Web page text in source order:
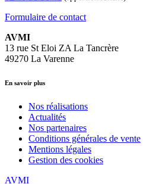
Formulaire de contact
AVMI
13 rue St Eloi ZA La Tancrère
49270 La Varenne
En savoir plus
Nos réalisations
Actualités
Nos partenaires
Conditions générales de vente
Mentions légales
Gestion des cookies
AVMI